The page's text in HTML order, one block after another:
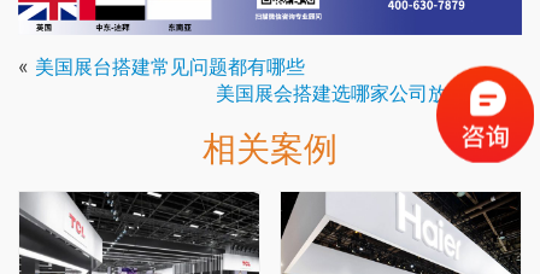
« 美国展台搭建常见问题都有哪些
美国展会搭建选哪家公司放心安心»
相关案例